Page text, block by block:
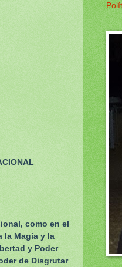
como en el
la Magia y la
y Poder
de Disgrutar